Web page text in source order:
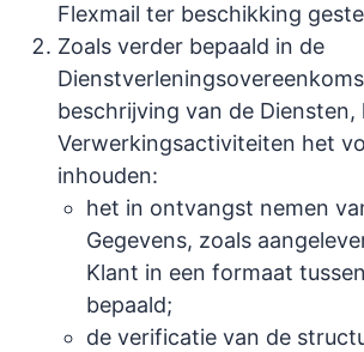
Flexmail ter beschikking
Zoals verder bepaald in de
beschrijving van de Diensten,
Verwerkingsactiviteiten het
inhouden:
het in ontvangst nemen
Gegevens, zoals
Klant in een formaat
bepaald;
de verificatie van de